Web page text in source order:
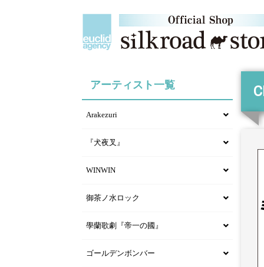
アーティスト一覧
Arakezuri
『犬夜叉』
WINWIN
御茶ノ水ロック
學蘭歌劇『帝一の國』
ゴールデンボンバー